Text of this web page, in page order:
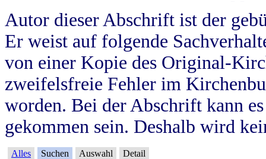
Autor dieser Abschrift ist der
Er weist auf folgende
von einer Kopie des Original-
zweifelsfreie Fehler im
worden. Bei der Abschrift kann
gekommen sein. Deshalb wird
Alles Suchen Auswahl Detail